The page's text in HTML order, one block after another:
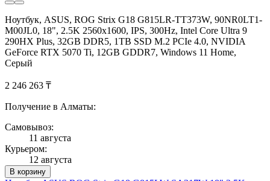
Ноутбук, ASUS, ROG Strix G18 G815LR-TT373W, 90NR0LT1-
M00JL0, 18", 2.5K 2560x1600, IPS, 300Hz, Intel Core Ultra 9
290HX Plus, 32GB DDR5, 1TB SSD M.2 PCIe 4.0, NVIDIA
GeForce RTX 5070 Ti, 12GB GDDR7, Windows 11 Home,
Серый
2 246 263 ₸
Получение в Алматы:
Самовывоз:
11 августа
Курьером:
12 августа
В корзину